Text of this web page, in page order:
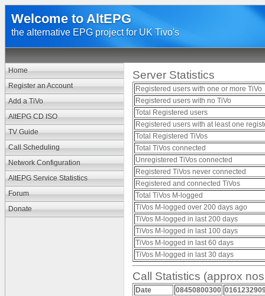
Welcome to AltEPG
the alternative EPG project for UK Tivo's
Home
Register an Account
Add a TiVo
AltEPG CD ISO
TV Guide
Call Scheduling
Network Configuration
AltEPG Service Statistics
Forum
Donate
Server Statistics
Registered users with one or more TiVo
Registered users with no TiVo
Total Registered users
Registered users with at least one
Total Registered TiVos
Total TiVos connected
Unregistered TiVos connected
Registered TiVos never connected
Registered and connected TiVos
Total TiVos M-logged
TiVos M-logged over 200 days ago
TiVos M-logged in last 200 days
TiVos M-logged in last 100 days
TiVos M-logged in last 60 days
TiVos M-logged in last 30 days
Call Statistics (approx
Date 08450800300